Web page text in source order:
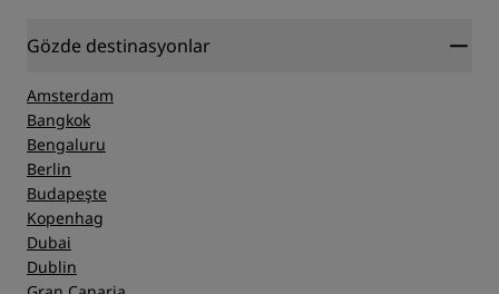
Hizmet
Gözde destinasyonlar
Amsterdam
Bangkok
Bengaluru
Berlin
Budapeşte
Kopenhag
Dubai
Dublin